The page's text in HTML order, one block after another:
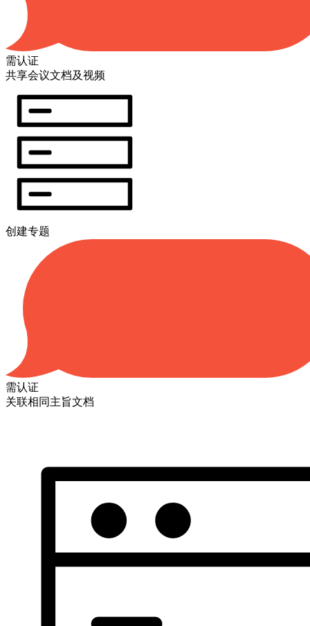
需认证
共享会议文档及视频
创建专题
需认证
关联相同主旨文档